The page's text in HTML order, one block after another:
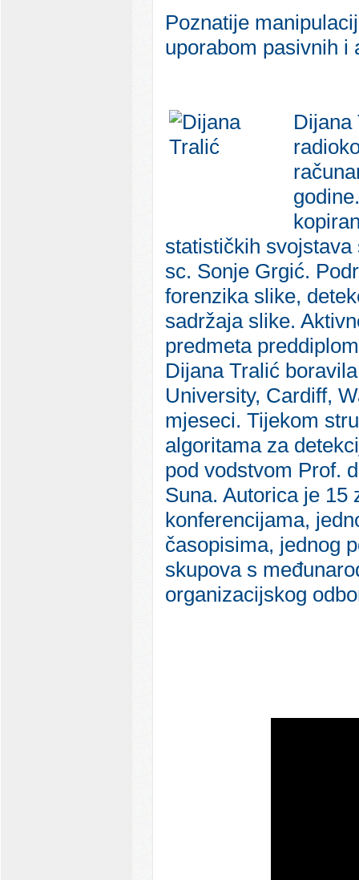
Poznatije
uporabom pasivnih i
Dijana
statističkih svojstava
sc. Sonje Grgić.
forenzika slike,
sadržaja slike.
predmeta
Dijana Tralić
University, Cardiff,
mjeseci. Tijekom
algoritama za
pod vodstvom Prof.
Suna. Autorica je 15
konferencijama,
časopisima, jednog
skupova s
organizacijskog